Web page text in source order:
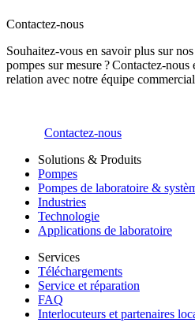
Contactez-nous
Souhaitez-vous en savoir plus sur
pompes sur mesure ? Contactez-
relation avec notre équipe
Contactez-nous
Solutions & Produits
Pompes
Pompes de laboratoire &
Industries
Technologie
Applications de laboratoire
Services
Téléchargements
Service et réparation
FAQ
Interlocuteurs et partenaires